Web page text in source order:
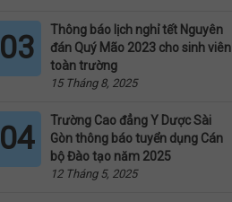
03
Thông báo lịch nghỉ tết Nguyên
đán Quý Mão 2023 cho sinh viên
toàn trường
15 Tháng 8, 2025
04
Trường Cao đẳng Y Dược Sài
Gòn thông báo tuyển dụng Cán
bộ Đào tạo năm 2025
12 Tháng 5, 2025